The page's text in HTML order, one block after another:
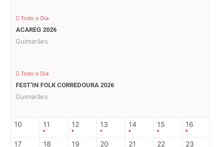
Todo o Dia
ACAREG 2026
Guimarães
Todo o Dia
FEST’IN FOLK CORREDOURA 2026
Guimarães
10 11 12 13 14 15 16
17 18 19 20 21 22 23